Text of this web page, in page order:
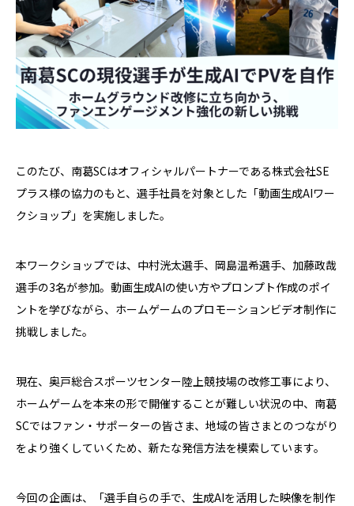
このたび、南葛SCはオフィシャルパートナーである株式会社SE
プラス様の協力のもと、選手社員を対象とした「動画生成AIワー
クショップ」を実施しました。
本ワークショップでは、中村洸太選手、岡島温希選手、加藤政哉
選手の3名が参加。動画生成AIの使い方やプロンプト作成のポイ
ントを学びながら、ホームゲームのプロモーションビデオ制作に
挑戦しました。
現在、奥戸総合スポーツセンター陸上競技場の改修工事により、
ホームゲームを本来の形で開催することが難しい状況の中、南葛
SCではファン・サポーターの皆さま、地域の皆さまとのつながり
をより強くしていくため、新たな発信方法を模索しています。
今回の企画は、「選手自らの手で、生成AIを活用した映像を制作